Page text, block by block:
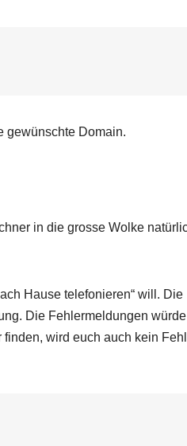
gewünschte Domain.
in die grosse Wolke
Hause telefonieren“ will. Die
Die Fehlermeldungen
wird euch auch kein